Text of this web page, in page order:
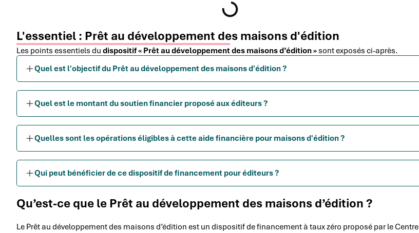
L'essentiel : Prêt au développement des maisons d'édition
Les points essentiels du dispositif « Prêt au développement des maisons d’édition » sont exposés ci-après.
Quel est l'objectif du Prêt au développement des maisons d'édition ?
Quel est le montant du soutien financier proposé aux éditeurs ?
Quelles sont les opérations éligibles à cette aide financière pour maisons d'édition ?
Qui peut bénéficier de ce dispositif de financement pour éditeurs ?
Qu’est-ce que le Prêt au développement des maisons d’édition ?
Le Prêt au développement des maisons d’édition est un dispositif de financement à taux zéro proposé par le Centre